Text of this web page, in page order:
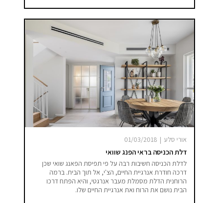
אורי סלע |
01/03/2018
דלת הכניסה בראי הפנג שוואי
לדלת הכניסה חשיבות רבה על פי תפיסת הפאנג שואי שכן
דרכה חודרת אנרגיית החיים, הצ'י, אל תוך הבית. ברמה
הרוחנית הדלת מסמלת מעבר אנרגטי, והיא הפתח דרכו
הבית נושם את הרוח ואת אנרגיית החיים שלו.